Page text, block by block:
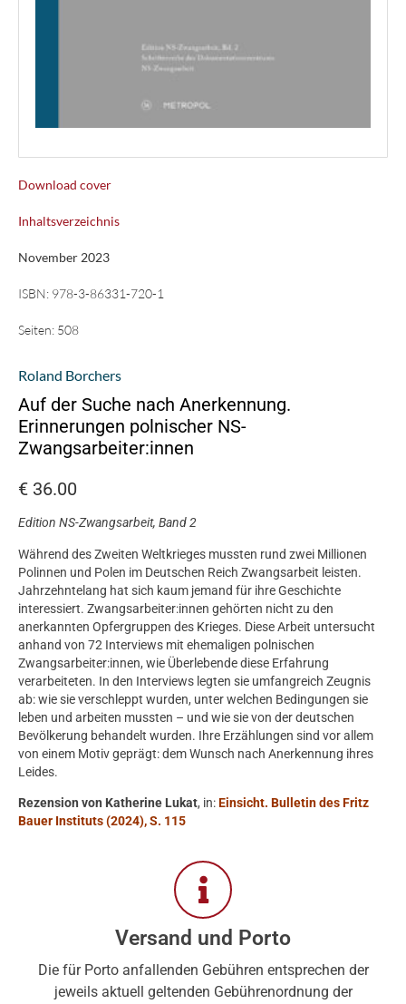
Download cover
Inhaltsverzeichnis
November 2023
ISBN: 978-3-86331-720-1
Seiten: 508
Roland Borchers
Auf der Suche nach Anerkennung.
Erinnerungen polnischer NS-
Zwangsarbeiter:innen
€ 36.00
Edition NS-Zwangsarbeit, Band 2
Während des Zweiten Weltkrieges mussten rund zwei Millionen
Polinnen und Polen im Deutschen Reich Zwangsarbeit leisten.
Jahrzehntelang hat sich kaum jemand für ihre Geschichte
interessiert. Zwangsarbeiter:innen gehörten nicht zu den
anerkannten Opfergruppen des Krieges. Diese Arbeit untersucht
anhand von 72 Interviews mit ehemaligen polnischen
Zwangsarbeiter:innen, wie Überlebende diese Erfahrung
verarbeiteten. In den Interviews legten sie umfangreich Zeugnis
ab: wie sie verschleppt wurden, unter welchen Bedingungen sie
leben und arbeiten mussten – und wie sie von der deutschen
Bevölkerung behandelt wurden. Ihre Erzählungen sind vor allem
von einem Motiv geprägt: dem Wunsch nach Anerkennung ihres
Leides.
Rezension von Katherine Lukat, in:Einsicht. Bulletin des Fritz
Bauer Instituts (2024), S. 115
Versand und Porto
Die für Porto anfallenden Gebühren entsprechen der
jeweils aktuell geltenden Gebührenordnung der